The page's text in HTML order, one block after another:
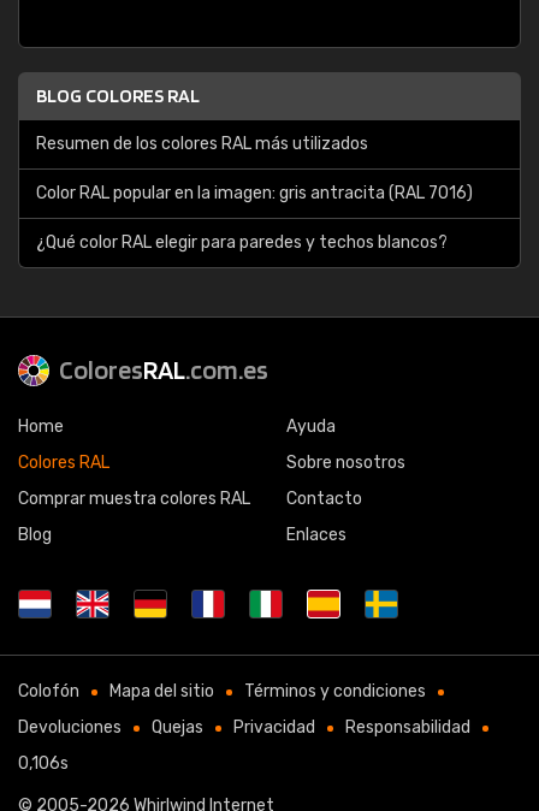
BLOG COLORES RAL
Resumen de los colores RAL más utilizados
Color RAL popular en la imagen: gris antracita (RAL 7016)
¿Qué color RAL elegir para paredes y techos blancos?
ColoresRAL.com.es
Home
Colores RAL
Comprar muestra colores RAL
Blog
Ayuda
Sobre nosotros
Contacto
Enlaces
Colofón Mapa del sitio
Términos y condiciones
Devoluciones
Quejas Privacidad
Responsabilidad
0,106s
© 2005-2026 Whirlwind Internet